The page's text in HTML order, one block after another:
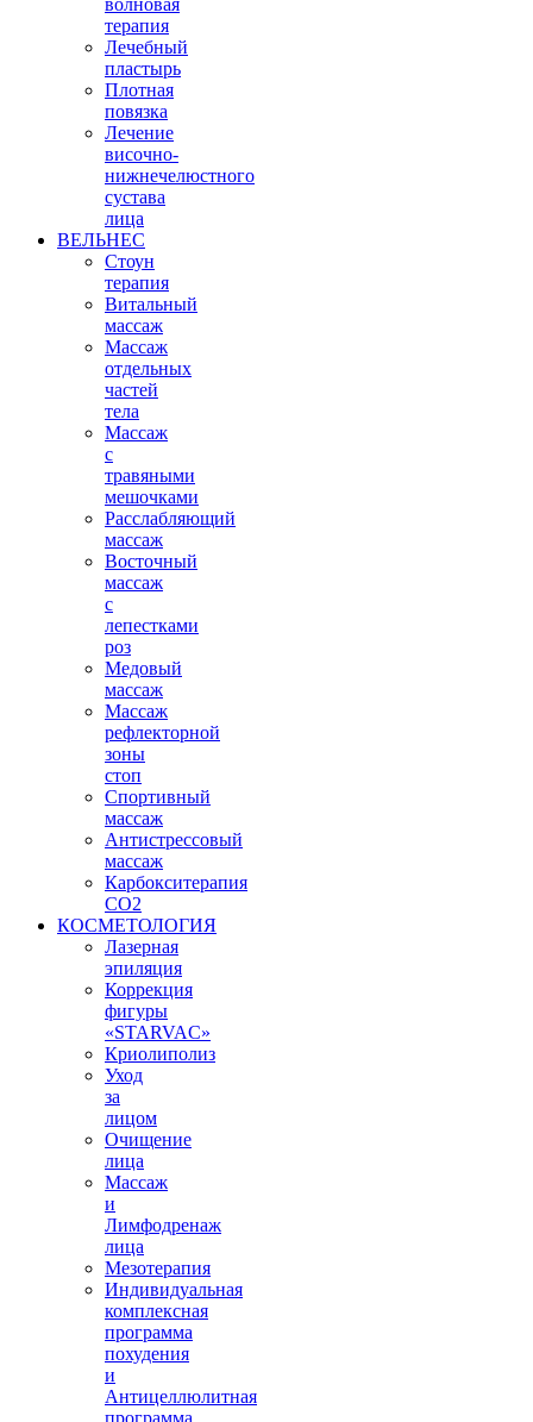
волновая
терапия
Лечебный
пластырь
Плотная
повязка
Лечение
височно-
нижнечелюстного
сустава
лица
ВЕЛЬНЕС
Стоун
терапия
Витальный
массаж
Массаж
отдельных
частей
тела
Массаж
с
травяными
мешочками
Расслабляющий
массаж
Восточный
массаж
с
лепестками
роз
Медовый
массаж
Массаж
рефлекторной
зоны
стоп
Спортивный
массаж
Антистрессовый
массаж
Карбокситерапия
СО2
КОСМЕТОЛОГИЯ
Лазерная
эпиляция
Коррекция
фигуры
«STARVAС»
Криолиполиз
Уход
за
лицом
Очищение
лица
Массаж
и
Лимфодренаж
лица
Мезотерапия
Индивидуальная
комплексная
программа
похудения
и
Антицеллюлитная
программа